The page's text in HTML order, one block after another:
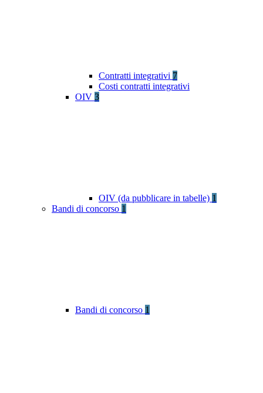
Contratti integrativi 7
Costi contratti integrativi
OIV 3
OIV (da pubblicare in tabelle) 1
Bandi di concorso 1
Bandi di concorso 1